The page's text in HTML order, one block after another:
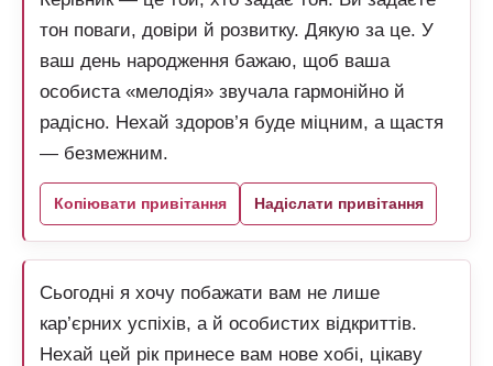
тон поваги, довіри й розвитку. Дякую за це. У
ваш день народження бажаю, щоб ваша
особиста «мелодія» звучала гармонійно й
радісно. Нехай здоров’я буде міцним, а щастя
— безмежним.
Копіювати привітання Надіслати привітання
Сьогодні я хочу побажати вам не лише
кар’єрних успіхів, а й особистих відкриттів.
Нехай цей рік принесе вам нове хобі, цікаву